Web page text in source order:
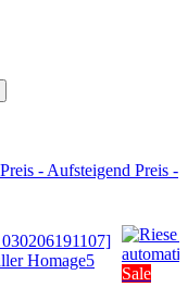
Preis - Aufsteigend Preis -
Sale